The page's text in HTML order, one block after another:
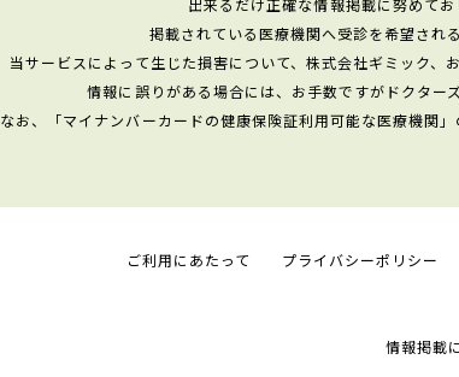
出来るだけ正確な情報掲載に努めて
掲載されている医療機関へ受診を希望され
当サービスによって生じた損害について、株式会社ギミック、
情報に誤りがある場合には、お手数ですがドクター
なお、「マイナンバーカードの健康保険証利用可能な医療機関
ご利用にあたって プライバシーポリシー
情報掲載